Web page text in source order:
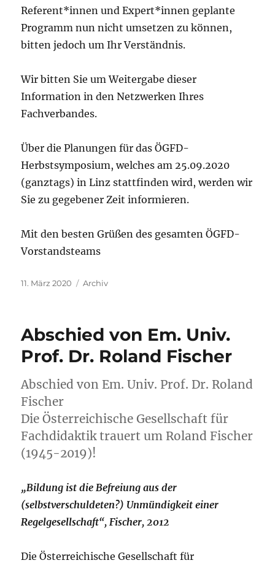
Referent*innen und Expert*innen geplante
Programm nun nicht umsetzen zu können,
bitten jedoch um Ihr Verständnis.
Wir bitten Sie um Weitergabe dieser
Information in den Netzwerken Ihres
Fachverbandes.
Über die Planungen für das ÖGFD-
Herbstsymposium, welches am 25.09.2020
(ganztags) in Linz stattfinden wird, werden wir
Sie zu gegebener Zeit informieren.
Mit den besten Grüßen des gesamten ÖGFD-
Vorstandsteams
Veröffentlicht
11. März 2020 Kategorien
Archiv
Abschied von Em. Univ.
Prof. Dr. Roland Fischer
Abschied von Em. Univ. Prof. Dr. Roland
Fischer
Die Österreichische Gesellschaft für
Fachdidaktik trauert um Roland Fischer
(1945-2019)!
„Bildung ist die Befreiung aus der
(selbstverschuldeten?) Unmündigkeit einer
Regelgesellschaft“, Fischer, 2012
Die Österreichische Gesellschaft für